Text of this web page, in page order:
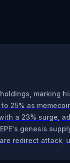
marking
25% as
a 23% surge,
genesis
redirect